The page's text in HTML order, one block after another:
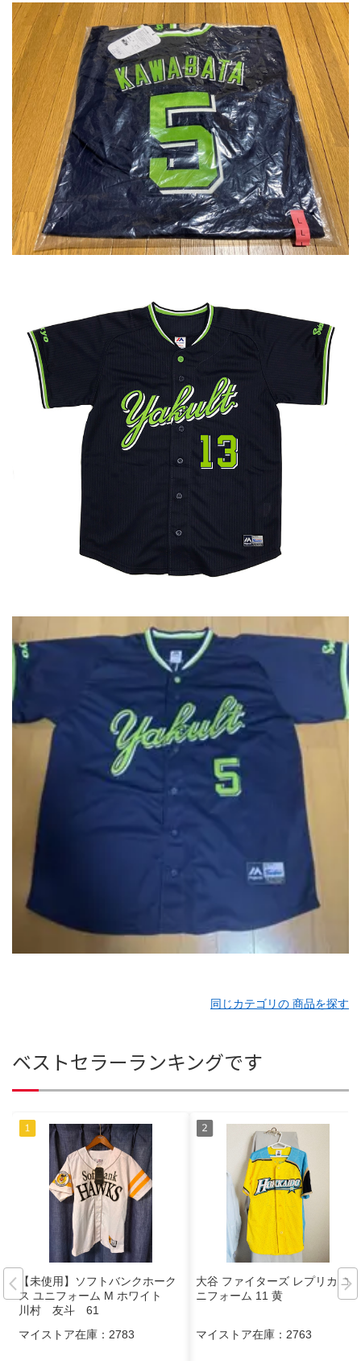
同じカテゴリの 商品を探す
ベストセラーランキングです
【未使用】ソフトバンクホーク
ス ユニフォーム M ホワイト
川村 友斗 61
マイストア在庫： 2783
大谷 ファイターズ レプリカ ユ
ニフォーム 11 黄
マイストア在庫： 2763